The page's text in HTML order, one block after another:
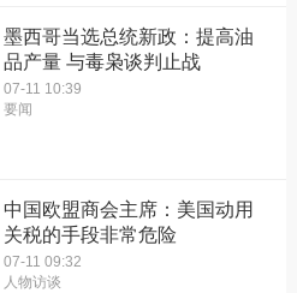
墨西哥当选总统新政：提高油
品产量 与毒枭谈判止战
07-11 10:39
要闻
中国欧盟商会主席：美国动用
关税的手段非常危险
07-11 09:32
人物访谈